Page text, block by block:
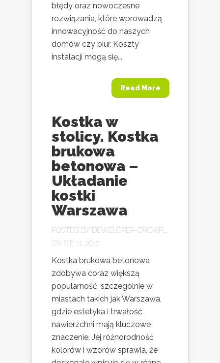
błędy oraz nowoczesne
rozwiązania, które wprowadzą
innowacyjność do naszych
domów czy biur. Koszty
instalacji mogą się...
Read More
Kostka w
stolicy. Kostka
brukowa
betonowa –
Układanie
kostki
Warszawa
POSTED BY DEWELOPER-ORIDA.PL
ON SIE 11, 2017
Kostka brukowa betonowa
zdobywa coraz większą
popularność, szczególnie w
miastach takich jak Warszawa,
gdzie estetyka i trwałość
nawierzchni mają kluczowe
znaczenie. Jej różnorodność
kolorów i wzorów sprawia, że